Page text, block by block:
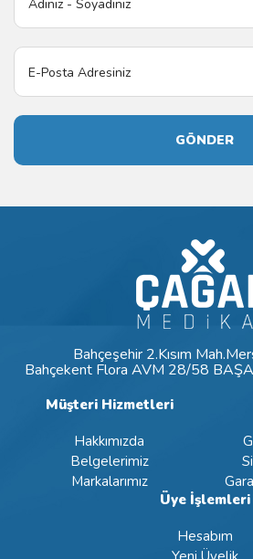
GÖNDER
Bahçeşehir 2.Kısım
Bahçekent Flora AVM 28/58
Müşteri Hizmetleri
Hakkımızda
Belgelerimiz
Markalarımız
Üye İşlemleri
Hesabım